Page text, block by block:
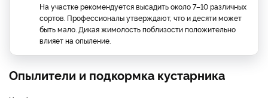
На участке рекомендуется высадить около 7–10 различных
сортов. Профессионалы утверждают, что и десяти может
быть мало. Дикая жимолость поблизости положительно
влияет на опыление.
Опылители и подкормка кустарника